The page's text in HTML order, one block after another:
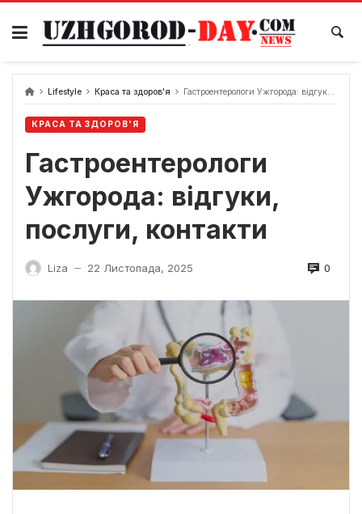
Skip
content
Lifestyle Краса та здоров'я Гастроентерологи Ужгорода: відгуки, послуги, контакти
КРАСА ТА ЗДОРОВ'Я
Гастроентерологи
Ужгорода: відгуки,
послуги, контакти
Liza — 22 Листопада, 2025 0